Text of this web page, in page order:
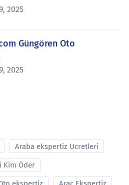
2025
Güngören Oto
2025
Araba ekspertiz Ucretleri
Kim Öder